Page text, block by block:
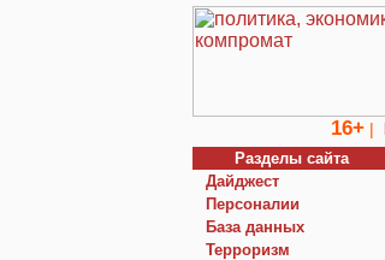
16+ |
Разделы сайта
Дайджест
Персоналии
База данных
Терроризм